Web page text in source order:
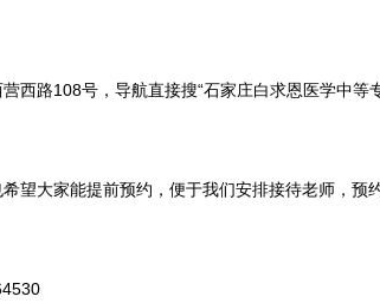
西路108号，导航直接搜“石家庄白求恩医学中
望大家能提前预约，便于我们安排接待老师，预